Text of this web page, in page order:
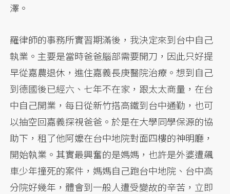
澤。
羅律師的事務所實習期滿後，我決定來到台中自己
執業。主要是當時爸爸腦部需要開刀，因此只好提
早從嘉農退休，進住嘉義長庚醫院治療。想到自己
到德國後已經六、七年不在家，跟太太商量，在台
中自己開業，每日從新竹搭高鐵到台中通勤，也可
以抽空回嘉義探視爸爸。於是在大學同學保源的協
助下，租了他阿嬤在台中地院對面四樓的神明廳，
開始執業。其實最興奮的是媽媽，也許是外婆遭飆
車少年撞死的案件，媽媽自己跑台中地院、台中高
分院好幾年，體會到一般人遭受變故的辛苦，立即